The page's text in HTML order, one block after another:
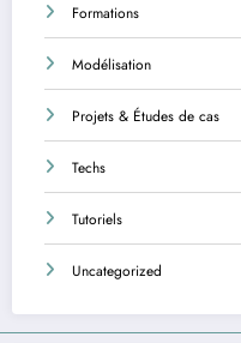
Formations
Modélisation
Projets & Études de cas
Techs
Tutoriels
Uncategorized